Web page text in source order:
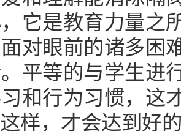
它是教育力量之
对眼前的诸多困
平等的与学生进
和行为习惯，这
样，才会达到好